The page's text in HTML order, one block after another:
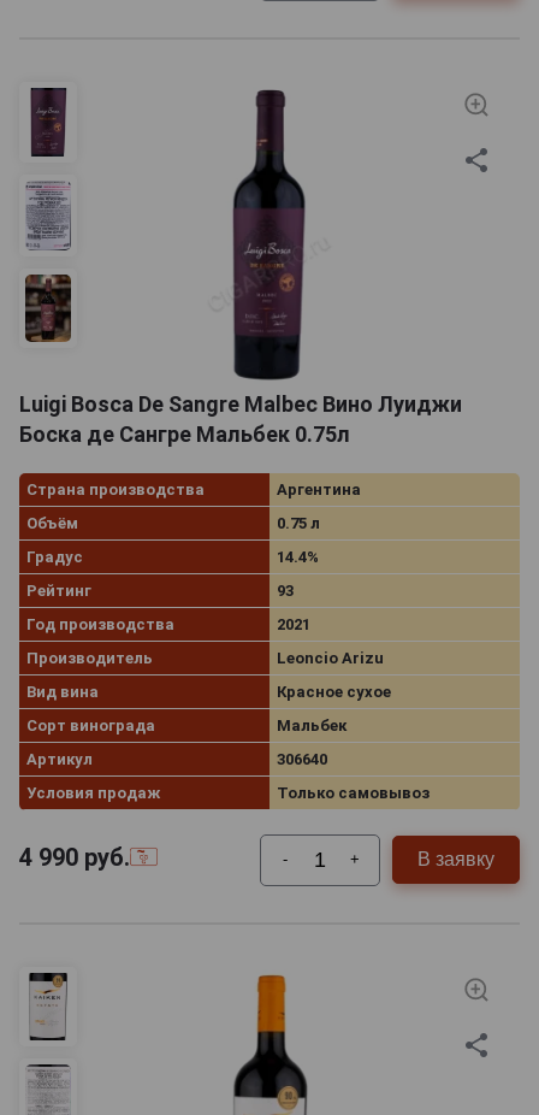
Luigi Bosca De Sangre Malbec Вино Луиджи
Боска де Сангре Мальбек 0.75л
Страна производства
Аргентина
Объём
0.75 л
Градус
14.4%
Рейтинг
93
Год производства
2021
Производитель
Leoncio Arizu
Вид вина
Красное сухое
Сорт винограда
Мальбек
Артикул
306640
Условия продаж
Только самовывоз
4 990 руб. - + В заявку